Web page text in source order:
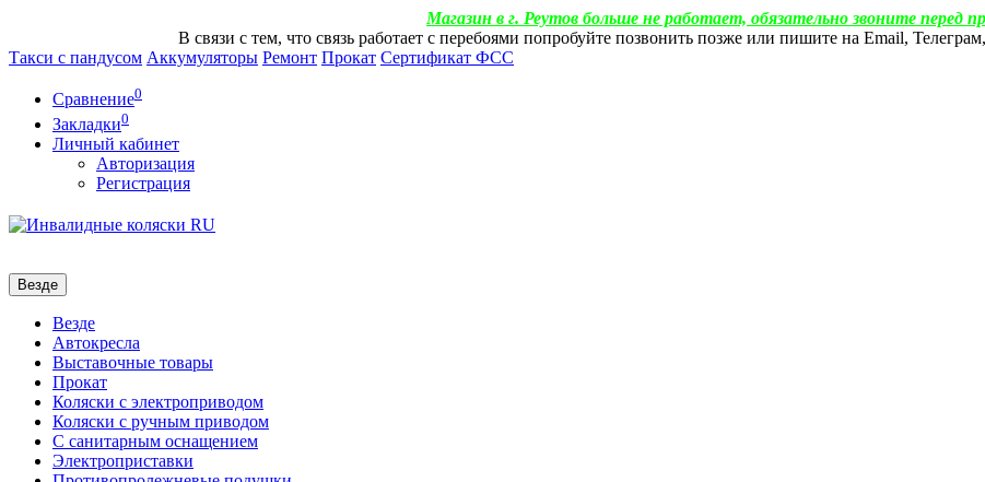
Магазин в г. Реутов больше не работает, обязательно звоните перед
В связи с тем, что связь работает с перебоями попробуйте позвонить позже или пишите на Email,
Такси с пандусом Аккумуляторы Ремонт Прокат Сертификат ФСС
Сравнение0
Закладки0
Личный кабинет
Авторизация
Регистрация
Везде
Везде
Автокресла
Выставочные товары
Прокат
Коляски с электроприводом
Коляски с ручным приводом
С санитарным оснащением
Электроприставки